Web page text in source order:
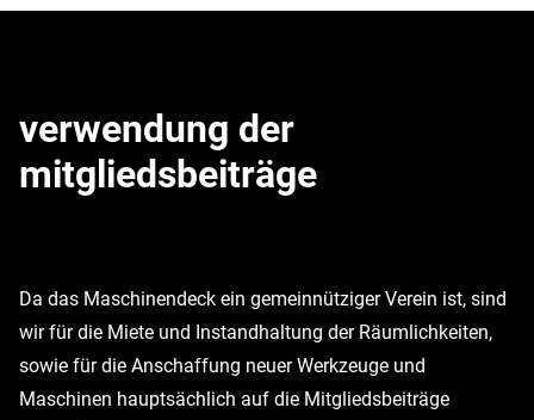
verwendung der
mitgliedsbeiträge
Da das Maschinendeck ein gemeinnütziger Verein ist, sind
wir für die Miete und Instandhaltung der Räumlichkeiten,
sowie für die Anschaffung neuer Werkzeuge und
Maschinen hauptsächlich auf die Mitgliedsbeiträge